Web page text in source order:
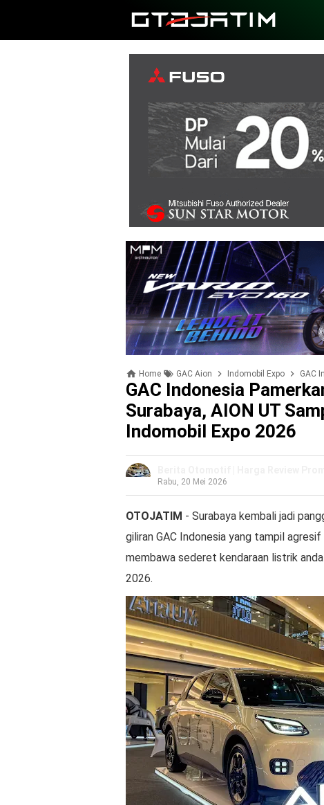
Home GAC Aion Indomobil Expo GAC
GAC Indonesia
Surabaya, AION UT
Indomobil Expo 2026
Rabu, 20 Mei 2026
OTOJATIM - Surabaya kembali jadi
giliran GAC Indonesia yang tampil
membawa sederet kendaraan listrik
2026.